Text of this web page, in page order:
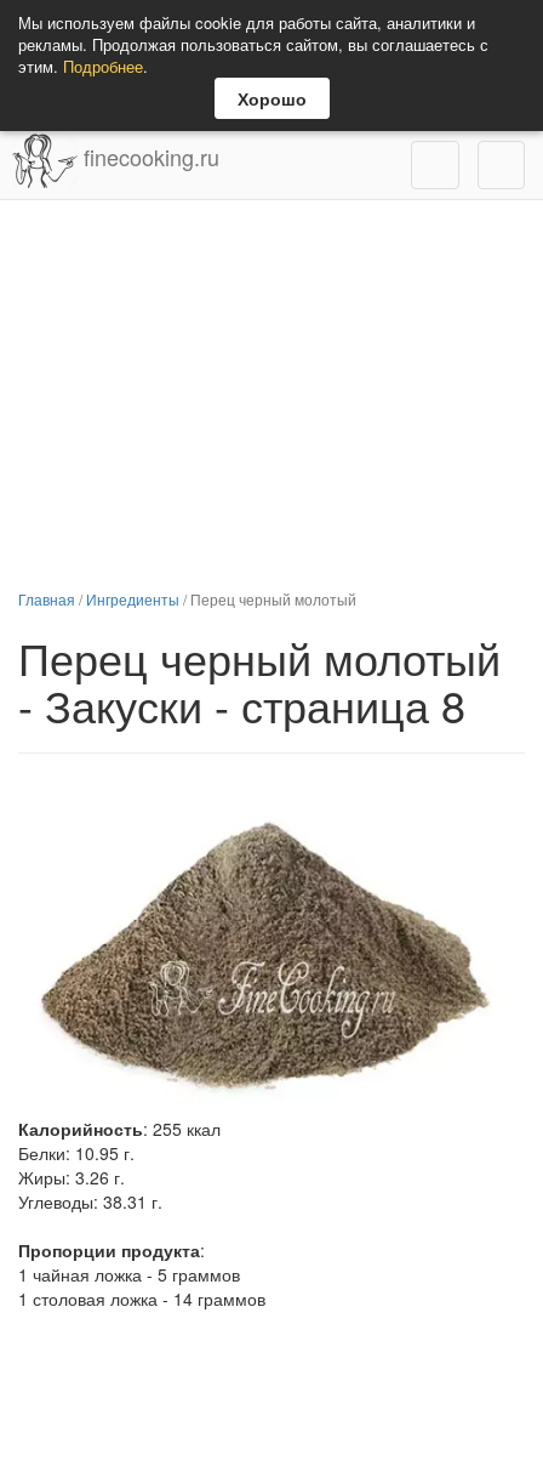
Мы используем файлы cookie для работы сайта, аналитики и
рекламы. Продолжая пользоваться сайтом, вы соглашаетесь с
этим. Подробнее.
Хорошо
finecooking.ru
Главная /Ингредиенты /Перец черный молотый
Перец черный молотый
- Закуски - страница 8
Калорийность: 255 ккал
Белки: 10.95 г.
Жиры: 3.26 г.
Углеводы: 38.31 г.
Пропорции продукта:
1 чайная ложка - 5 граммов
1 столовая ложка - 14 граммов